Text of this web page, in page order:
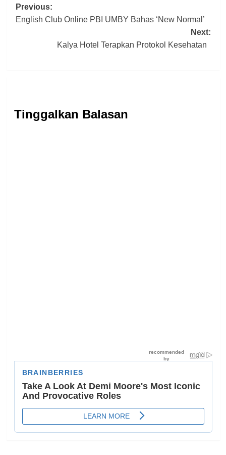
Post
navigation
Previous:
English Club Online PBI UMBY Bahas ‘New Normal’
Next:
Kalya Hotel Terapkan Protokol Kesehatan
Tinggalkan Balasan